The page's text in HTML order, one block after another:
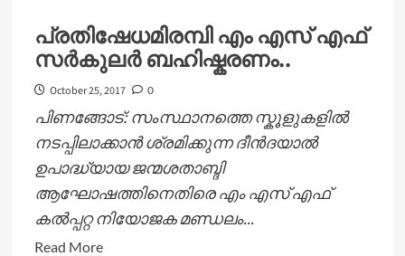
പ്രതിഷേധമിരമ്പി എം എസ് എഫ്
സർകുലർ ബഹിഷ്കരണം..
October 25, 2017 0
പിണങ്ങോട്: സംസ്ഥാനത്തെ സ്കൂളുകളിൽ
നടപ്പിലാക്കാൻ ശ്രമിക്കുന്ന ദീൻദയാൽ
ഉപാദ്ധ്യായ ജന്മശതാബ്ദി
ആഘോഷത്തിനെതിരെ എം എസ് എഫ്
കൽപ്പറ്റ നിയോജക മണ്ഡലം...
Read MoreRead